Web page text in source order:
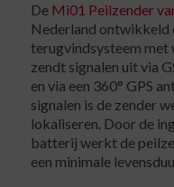
De Mi01 Peilzender
Nederland ontwikkeld
terugvindsysteem
zendt signalen uit via
en via een 360° GPS
signalen is de zender
lokaliseren. Door de
batterij werkt de
een minimale